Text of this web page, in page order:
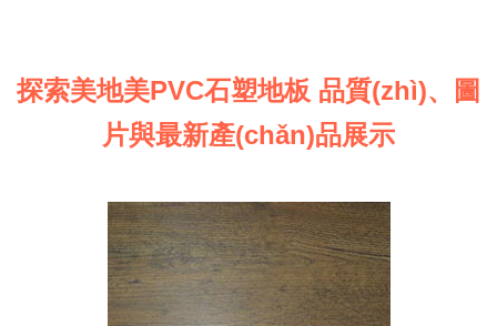
探索美地美PVC石塑地板 品質(zhì)、圖
片與最新產(chǎn)品展示